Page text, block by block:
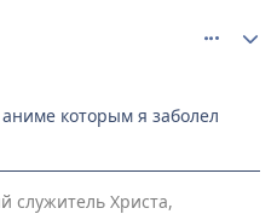
которым я заболел
служитель Христа,